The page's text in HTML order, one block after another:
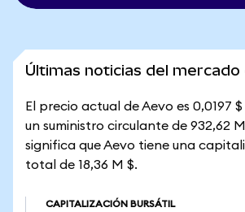
Últimas noticias del mercado
El precio actual de Aevo es 0,0197
un suministro circulante de 932,62 M
significa que Aevo tiene una
total de 18,36 M $.
CAPITALIZACIÓN BURSÁTIL